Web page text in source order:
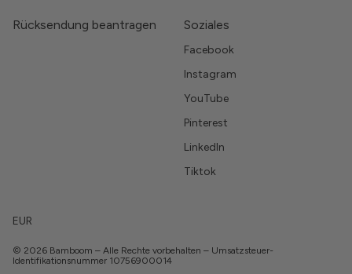
Rücksendung beantragen Soziales
Facebook
Instagram
YouTube
Pinterest
LinkedIn
Tiktok
EUR
© 2026 Bamboom – Alle Rechte vorbehalten – Umsatzsteuer-
Identifikationsnummer 10756900014